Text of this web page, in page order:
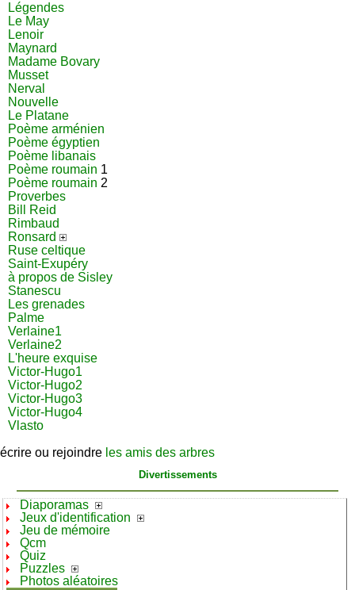
Légendes
Le May
Lenoir
Maynard
Madame Bovary
Musset
Nerval
Nouvelle
Le Platane
Poème arménien
Poème égyptien
Poème libanais
Poème roumain 1
Poème roumain 2
Proverbes
Bill Reid
Rimbaud
Ronsard
Ruse celtique
Saint-Exupéry
à propos de Sisley
Stanescu
Les grenades
Palme
Verlaine1
Verlaine2
L'heure exquise
Victor-Hugo1
Victor-Hugo2
Victor-Hugo3
Victor-Hugo4
Vlasto
écrire ou rejoindre les amis des arbres
Divertissements
Diaporamas
Jeux d'identification
Jeu de mémoire
Qcm
Quiz
Puzzles
Photos aléatoires